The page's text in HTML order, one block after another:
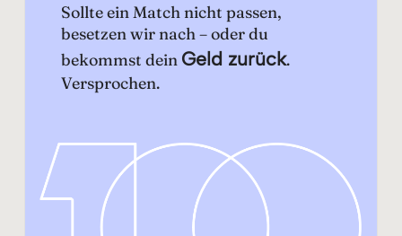
Sollte ein Match nicht passen,
besetzen wir nach – oder du
bekommst dein Geld zurück.
Versprochen.